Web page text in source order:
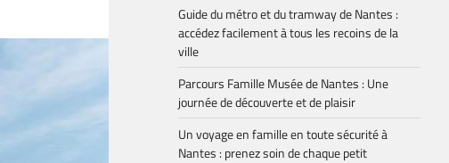
Guide du métro et du tramway de Nantes :
accédez facilement à tous les recoins de la
ville
Parcours Famille Musée de Nantes : Une
journée de découverte et de plaisir
Un voyage en famille en toute sécurité à
Nantes : prenez soin de chaque petit